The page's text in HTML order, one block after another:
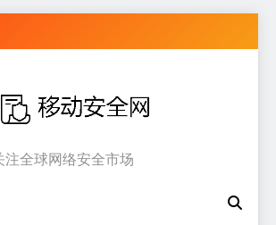
动安全网
注全球网络安全市场